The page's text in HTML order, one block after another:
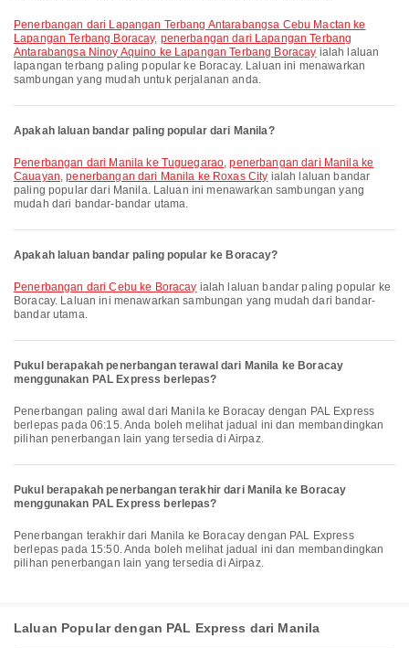
penerbangan dari Lapangan Terbang Antarabangsa Cebu Mactan ke
Lapangan Terbang Boracay, penerbangan dari Lapangan Terbang
Antarabangsa Ninoy Aquino ke Lapangan Terbang Boracay ialah laluan
lapangan terbang paling popular ke Boracay. Laluan ini menawarkan
sambungan yang mudah untuk perjalanan anda.
Apakah laluan bandar paling popular dari Manila?
penerbangan dari Manila ke Tuguegarao,penerbangan dari Manila ke
Cauayan,penerbangan dari Manila ke Roxas City ialah laluan bandar
paling popular dari Manila. Laluan ini menawarkan sambungan yang
mudah dari bandar-bandar utama.
Apakah laluan bandar paling popular ke Boracay?
penerbangan dari Cebu ke Boracay ialah laluan bandar paling popular ke
Boracay. Laluan ini menawarkan sambungan yang mudah dari bandar-
bandar utama.
Pukul berapakah penerbangan terawal dari Manila ke Boracay
menggunakan PAL Express berlepas?
Penerbangan paling awal dari Manila ke Boracay dengan PAL Express
berlepas pada 06:15. Anda boleh melihat jadual ini dan membandingkan
pilihan penerbangan lain yang tersedia di Airpaz.
Pukul berapakah penerbangan terakhir dari Manila ke Boracay
menggunakan PAL Express berlepas?
Penerbangan terakhir dari Manila ke Boracay dengan PAL Express
berlepas pada 15:50. Anda boleh melihat jadual ini dan membandingkan
pilihan penerbangan lain yang tersedia di Airpaz.
Laluan Popular dengan PAL Express dari Manila